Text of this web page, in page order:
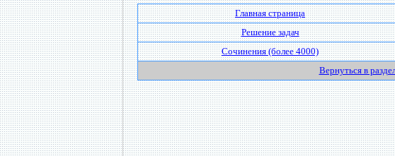
Главная страница
Решение задач
Сочинения (более 4000)
Вернуться в